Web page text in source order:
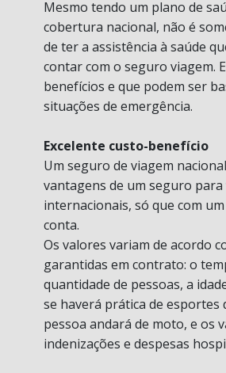
Mesmo tendo um plano de
cobertura nacional, não é
de ter a assistência à saúde
contar com o seguro viagem.
benefícios e que podem ser
situações de emergência.
Excelente custo-benefício
Um seguro de viagem
vantagens de um seguro para
internacionais, só que com
conta.
Os valores variam de acordo
garantidas em contrato: o
quantidade de pessoas, a
se haverá prática de esportes
pessoa andará de moto, e os
indenizações e despesas